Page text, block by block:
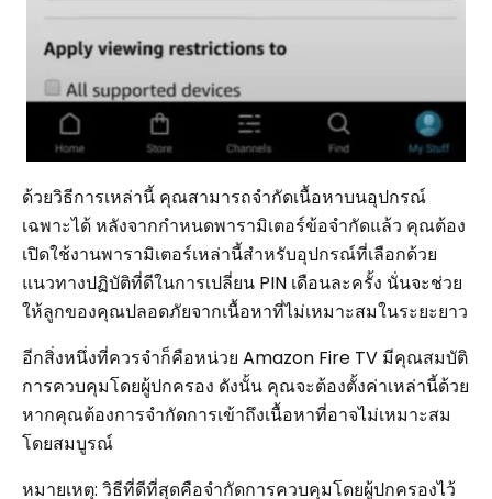
ด้วยวิธีการเหล่านี้ คุณสามารถจำกัดเนื้อหาบนอุปกรณ์
เฉพาะได้ หลังจากกำหนดพารามิเตอร์ข้อจำกัดแล้ว คุณต้อง
เปิดใช้งานพารามิเตอร์เหล่านี้สำหรับอุปกรณ์ที่เลือกด้วย
แนวทางปฏิบัติที่ดีในการเปลี่ยน PIN เดือนละครั้ง นั่นจะช่วย
ให้ลูกของคุณปลอดภัยจากเนื้อหาที่ไม่เหมาะสมในระยะยาว
อีกสิ่งหนึ่งที่ควรจำก็คือหน่วย Amazon Fire TV มีคุณสมบัติ
การควบคุมโดยผู้ปกครอง ดังนั้น คุณจะต้องตั้งค่าเหล่านี้ด้วย
หากคุณต้องการจำกัดการเข้าถึงเนื้อหาที่อาจไม่เหมาะสม
โดยสมบูรณ์
หมายเหตุ: วิธีที่ดีที่สุดคือจำกัดการควบคุมโดยผู้ปกครองไว้